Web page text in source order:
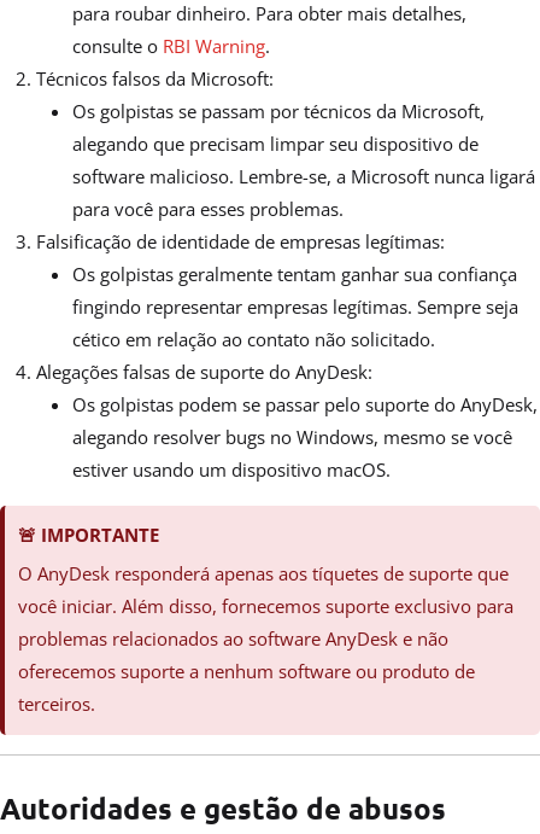
para roubar dinheiro. Para obter mais detalhes,
consulte o RBI Warning.
Técnicos falsos da Microsoft:
Os golpistas se passam por técnicos da Microsoft,
alegando que precisam limpar seu dispositivo de
software malicioso. Lembre-se, a Microsoft nunca ligará
para você para esses problemas.
Falsificação de identidade de empresas legítimas:
Os golpistas geralmente tentam ganhar sua confiança
fingindo representar empresas legítimas. Sempre seja
cético em relação ao contato não solicitado.
Alegações falsas de suporte do AnyDesk:
Os golpistas podem se passar pelo suporte do AnyDesk,
alegando resolver bugs no Windows, mesmo se você
estiver usando um dispositivo macOS.
🚨 IMPORTANTE
O AnyDesk responderá apenas aos tíquetes de suporte que
você iniciar. Além disso, fornecemos suporte exclusivo para
problemas relacionados ao software AnyDesk e não
oferecemos suporte a nenhum software ou produto de
terceiros.
Autoridades e gestão de abusos